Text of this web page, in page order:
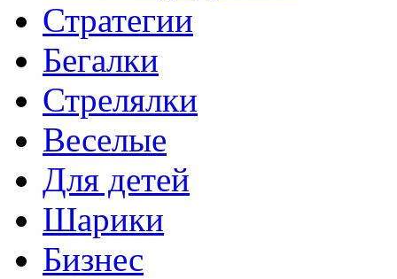
Стратегии
Бегалки
Стрелялки
Веселые
Для детей
Шарики
Бизнес